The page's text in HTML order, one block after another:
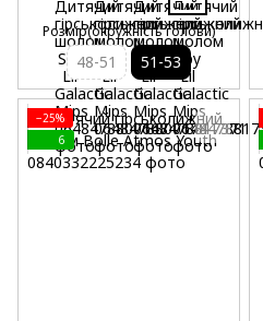
Розмір(окружність голови)
48-51 51-53
−25%
6